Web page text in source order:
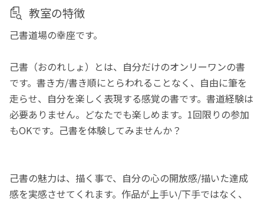
教室の特徴
己書道場の幸座です。
己書（おのれしょ）とは、自分だけのオンリーワンの書
です。書き方/書き順にとらわれることなく、自由に筆を
走らせ、自分を楽しく表現する感覚の書です。書道経験は
必要ありません。どなたでも楽しめます。1回限りの参加
もOKです。己書を体験してみませんか？
己書の魅力は、描く事で、自分の心の開放感/描いた達成
感を実感させてくれます。作品が上手い/下手ではなく、